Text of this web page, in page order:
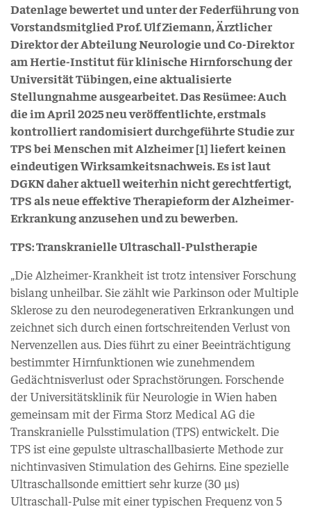
Datenlage bewertet und unter der Federführung von
Vorstandsmitglied Prof. Ulf Ziemann, Ärztlicher
Direktor der Abteilung Neurologie und Co-Direktor
am Hertie-Institut für klinische Hirnforschung der
Universität Tübingen, eine aktualisierte
Stellungnahme ausgearbeitet. Das Resümee: Auch
die im April 2025 neu veröffentlichte, erstmals
kontrolliert randomisiert durchgeführte Studie zur
TPS bei Menschen mit Alzheimer [1] liefert keinen
eindeutigen Wirksamkeitsnachweis. Es ist laut
DGKN daher aktuell weiterhin nicht gerechtfertigt,
TPS als neue effektive Therapieform der Alzheimer-
Erkrankung anzusehen und zu bewerben.
TPS: Transkranielle Ultraschall-Pulstherapie
„Die Alzheimer-Krankheit ist trotz intensiver Forschung
bislang unheilbar. Sie zählt wie Parkinson oder Multiple
Sklerose zu den neurodegenerativen Erkrankungen und
zeichnet sich durch einen fortschreitenden Verlust von
Nervenzellen aus. Dies führt zu einer Beeinträchtigung
bestimmter Hirnfunktionen wie zunehmendem
Gedächtnisverlust oder Sprachstörungen. Forschende
der Universitätsklinik für Neurologie in Wien haben
gemeinsam mit der Firma Storz Medical AG die
Transkranielle Pulsstimulation (TPS) entwickelt. Die
TPS ist eine gepulste ultraschallbasierte Methode zur
nichtinvasiven Stimulation des Gehirns. Eine spezielle
Ultraschallsonde emittiert sehr kurze (30 µs)
Ultraschall-Pulse mit einer typischen Frequenz von 5